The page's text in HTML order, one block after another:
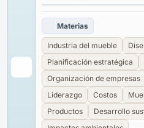
Materias
Industria del mueble
Planificación estratégica
Organización de empresas
Liderazgo
Costos
Productos
Desarrollo